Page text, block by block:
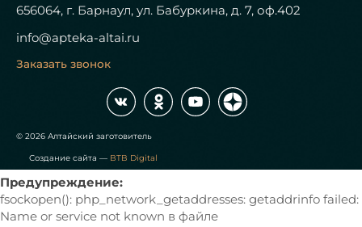
656064, г. Барнаул, ул. Бабуркина, д. 7, оф.402
info@apteka-altai.ru
Заказать звонок
© 2026 Алтайский заготовитель
Создание сайта — BTB Digital
Предупреждение:
fsockopen(): php_network_getaddresses: getaddrinfo failed:
Name or service not known в файле